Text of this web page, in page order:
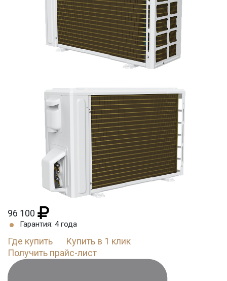
96 100
Гарантия: 4 года
Где купить
Купить в 1 клик
Получить прайс-лист